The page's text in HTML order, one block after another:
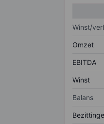
Winst/
Omzet
EBITDA
Winst
Balans